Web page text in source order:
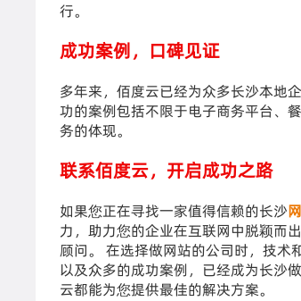
行。
成功案例，口碑见证
多年来，佰度云已经为众多长沙本地
功的案例包括不限于电子商务平台、
务的体现。
联系佰度云，开启成功之路
如果您正在寻找一家值得信赖的长沙
力，助力您的企业在互联网中脱颖而
顾问。 在选择做网站的公司时，技术
以及众多的成功案例，已经成为长沙
云都能为您提供最佳的解决方案。